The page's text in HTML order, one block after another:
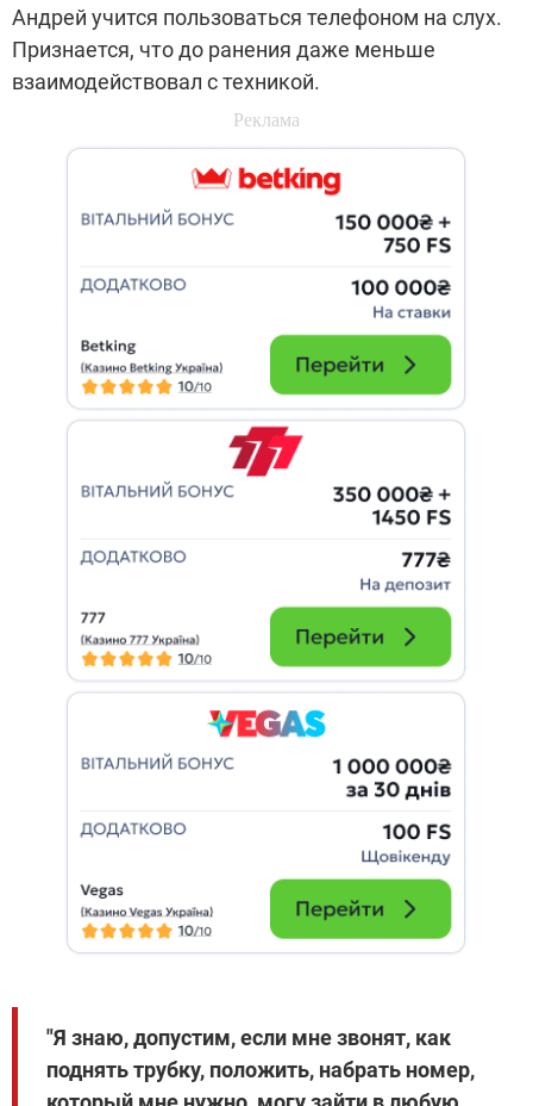
Андрей учится пользоваться телефоном на слух.
Признается, что до ранения даже меньше
взаимодействовал с техникой.
"Я знаю, допустим, если мне звонят, как
поднять трубку, положить, набрать номер,